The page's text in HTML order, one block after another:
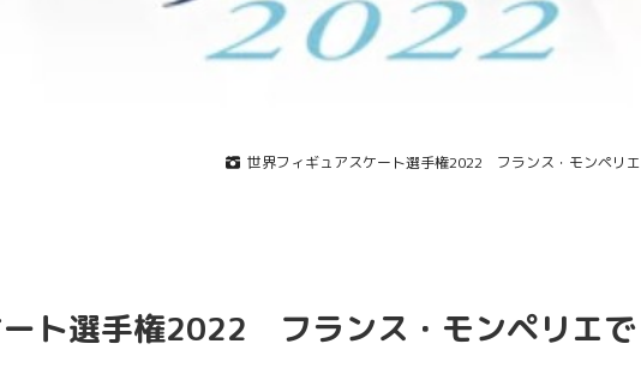
世界フィギュアスケート選手権2022 フランス・モンペリ
ト選手権2022 フランス・モンペリエで